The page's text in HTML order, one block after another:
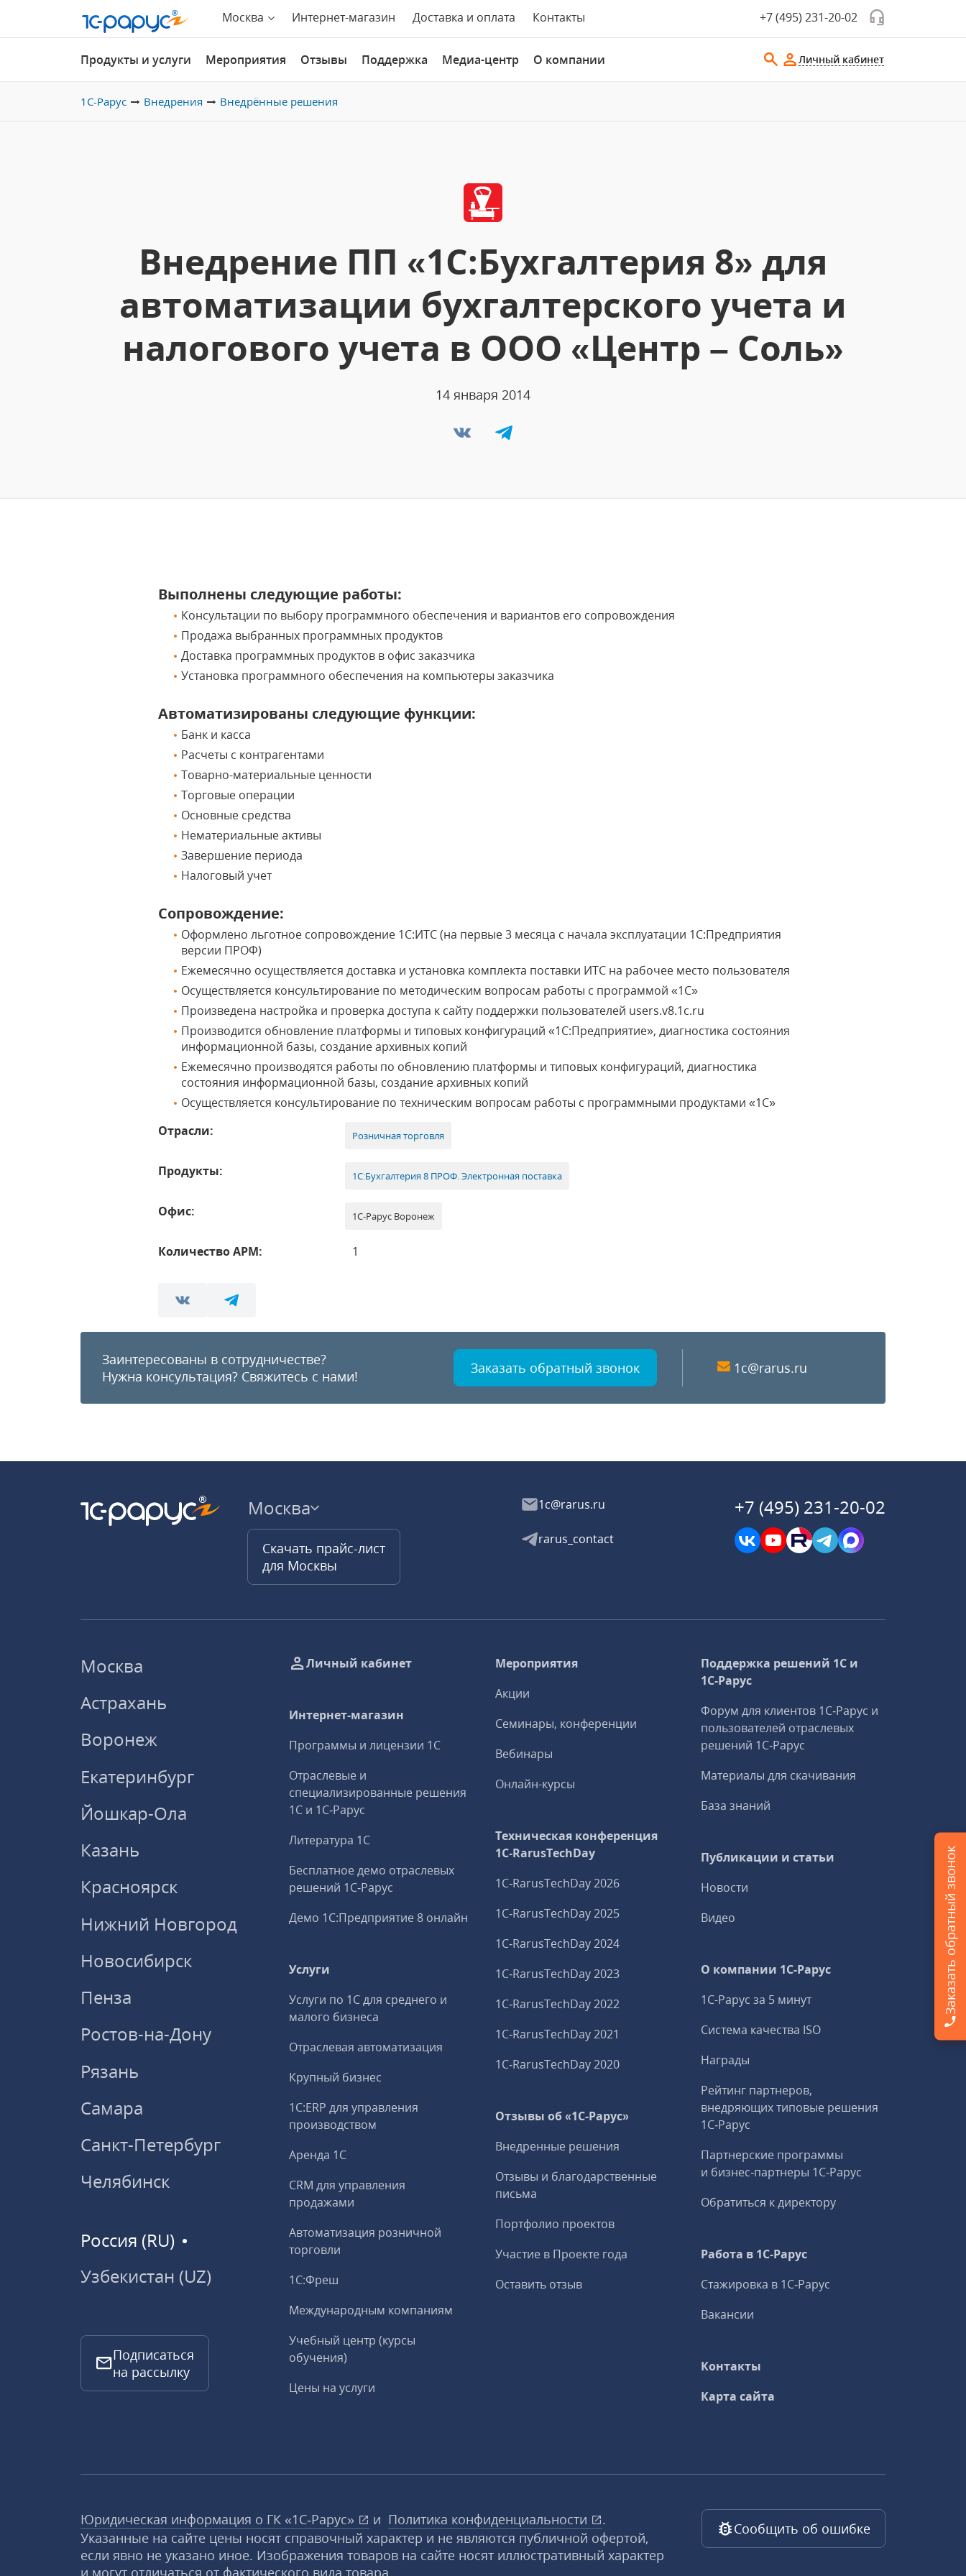
Москва Интернет-магазин Доставка и оплата Контакты +7 (495) 231-20-02
Продукты и услуги Мероприятия Отзывы Поддержка Медиа-центр О компании Личный кабинет
1С-Рарус Внедрения Внедрённые решения
Внедрение ПП «1С:Бухгалтерия 8» для
автоматизации бухгалтерского учета и
налогового учета в ООО «Центр – Соль»
14 января 2014
Выполнены следующие работы:
Консультации по выбору программного обеспечения и вариантов его сопровождения
Продажа выбранных программных продуктов
Доставка программных продуктов в офис заказчика
Установка программного обеспечения на компьютеры заказчика
Автоматизированы следующие функции:
Банк и касса
Расчеты с контрагентами
Товарно-материальные ценности
Торговые операции
Основные средства
Нематериальные активы
Завершение периода
Налоговый учет
Сопровождение:
Оформлено льготное сопровождение 1С:ИТС (на первые 3 месяца с начала эксплуатации 1С:Предприятия
версии ПРОФ)
Ежемесячно осуществляется доставка и установка комплекта поставки ИТС на рабочее место пользователя
Осуществляется консультирование по методическим вопросам работы с программой «1С»
Произведена настройка и проверка доступа к сайту поддержки пользователей users.v8.1c.ru
Производится обновление платформы и типовых конфигураций «1С:Предприятие», диагностика состояния
информационной базы, создание архивных копий
Ежемесячно производятся работы по обновлению платформы и типовых конфигураций, диагностика
состояния информационной базы, создание архивных копий
Осуществляется консультирование по техническим вопросам работы с программными продуктами «1С»
Отрасли:
Розничная торговля
Продукты: 1С:Бухгалтерия 8 ПРОФ. Электронная поставка
Офис: 1С-Рарус Воронеж
Количество АРМ: 1
Заинтересованы в сотрудничестве?
Нужна консультация? Свяжитесь с нами! Заказать обратный звонок 1c@rarus.ru
Москва
Скачать прайс-лист
для Москвы
1c@rarus.ru
rarus_contact
+7 (495) 231-20-02
Москва
Астрахань
Воронеж
Екатеринбург
Йошкар-Ола
Казань
Красноярск
Нижний Новгород
Новосибирск
Пенза
Ростов-на-Дону
Рязань
Самара
Санкт-Петербург
Челябинск
Россия (RU)
Узбекистан (UZ)
Подписаться
на рассылку
Личный кабинет
Интернет-магазин
Программы и лицензии 1С
Отраслевые и
специализированные решения
1С и 1С‑Рарус
Литература 1С
Бесплатное демо отраслевых
решений 1С‑Рарус
Демо 1С:Предприятие 8 онлайн
Услуги
Услуги по 1С для среднего и
малого бизнеса
Отраслевая автоматизация
Крупный бизнес
1С:ERP для управления
производством
Аренда 1С
CRM для управления
продажами
Автоматизация розничной
торговли
1С:Фреш
Международным компаниям
Учебный центр (курсы
обучения)
Цены на услуги
Мероприятия
Акции
Семинары, конференции
Вебинары
Онлайн-курсы
Техническая конференция
1C‑RarusTechDay
1C‑RarusTechDay 2026
1C‑RarusTechDay 2025
1C‑RarusTechDay 2024
1C‑RarusTechDay 2023
1C‑RarusTechDay 2022
1C‑RarusTechDay 2021
1C‑RarusTechDay 2020
Отзывы об «1С-Рарус»
Внедренные решения
Отзывы и благодарственные
письма
Портфолио проектов
Участие в Проекте года
Оставить отзыв
Поддержка решений 1С и
1С‑Рарус
Форум для клиентов 1С‑Рарус и
пользователей отраслевых
решений 1С‑Рарус
Материалы для скачивания
База знаний
Публикации и статьи
Новости
Видео
О компании 1C-Рарус
1С-Рарус за 5 минут
Система качества ISO
Награды
Рейтинг партнеров,
внедряющих типовые решения
1С‑Рарус
Партнерские программы
и бизнес‑партнеры 1С‑Рарус
Обратиться к директору
Работа в 1С‑Рарус
Стажировка в 1С‑Рарус
Вакансии
Контакты
Карта сайта
Юридическая информация о ГК «1С‑Рарус» и Политика конфиденциальности
.
Указанные на сайте цены носят справочный характер и не являются публичной офертой,
если явно не указано иное. Изображения товаров на сайте носят иллюстративный характер
и могут отличаться от фактического вида товара.
Сообщить об ошибке
Заказать обратный звонок